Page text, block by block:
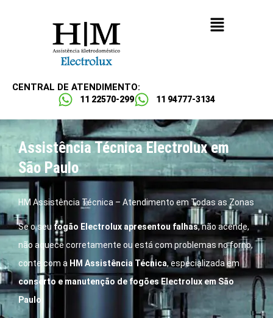
CENTRAL DE ATENDIMENTO:
11 22570-299 11 94777-3134
Assistência Técnica Electrolux em
São Paulo
HM Assistência Técnica – Atendimento em Todas as Zonas
Se o seu fogão Electrolux apresentou falhas, não acende,
não aquece corretamente ou está com problemas no forno,
conte com a HM Assistência Técnica, especializada em
conserto e manutenção de fogões Electrolux em São
Paulo